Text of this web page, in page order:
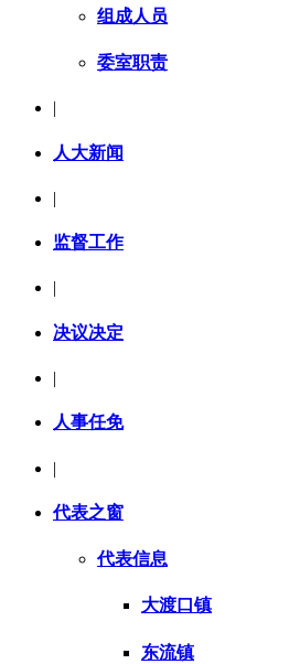
组成人员
委室职责
|
人大新闻
|
监督工作
决议决定
|
人事任免
|
代表之窗
代表信息
大渡口镇
东流镇